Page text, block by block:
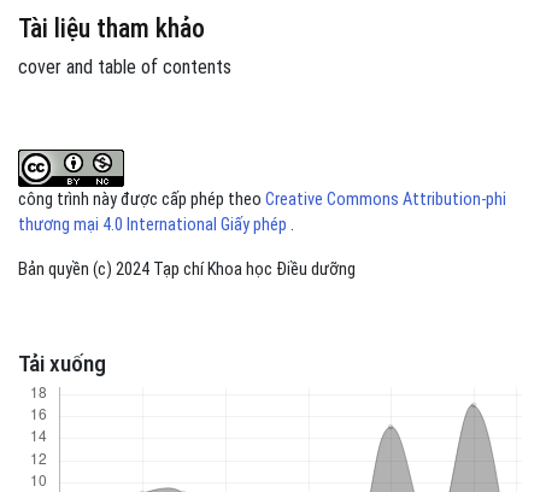
Tải xuống
Tài liệu tham khảo
cover and table of contents
công trình này được cấp phép theo Creative Commons Attribution-phi
thương mại 4.0 International Giấy phép .
Bản quyền (c) 2024 Tạp chí Khoa học Điều dưỡng